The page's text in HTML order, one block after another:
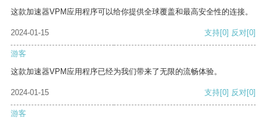
这款加速器VPM应用程序可以给你提供全球覆盖和最高安全性的连接。
2024-01-15 支持[0] 反对[0]
游客
这款加速器VPM应用程序已经为我们带来了无限的流畅体验。
2024-01-15 支持[0] 反对[0]
游客